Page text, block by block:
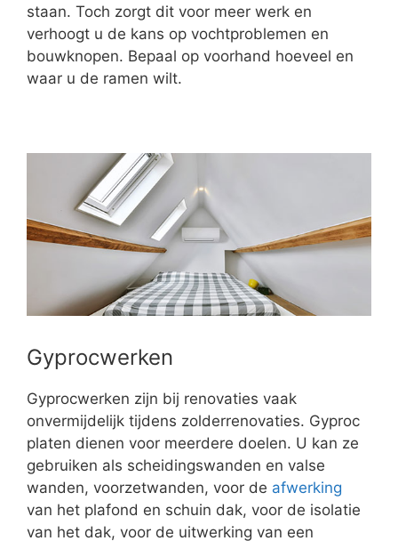
staan. Toch zorgt dit voor meer werk en
verhoogt u de kans op vochtproblemen en
bouwknopen. Bepaal op voorhand hoeveel en
waar u de ramen wilt.
Gyprocwerken
Gyprocwerken zijn bij renovaties vaak
onvermijdelijk tijdens zolderrenovaties. Gyproc
platen dienen voor meerdere doelen. U kan ze
gebruiken als scheidingswanden en valse
wanden, voorzetwanden, voor de afwerking
van het plafond en schuin dak, voor de isolatie
van het dak, voor de uitwerking van een